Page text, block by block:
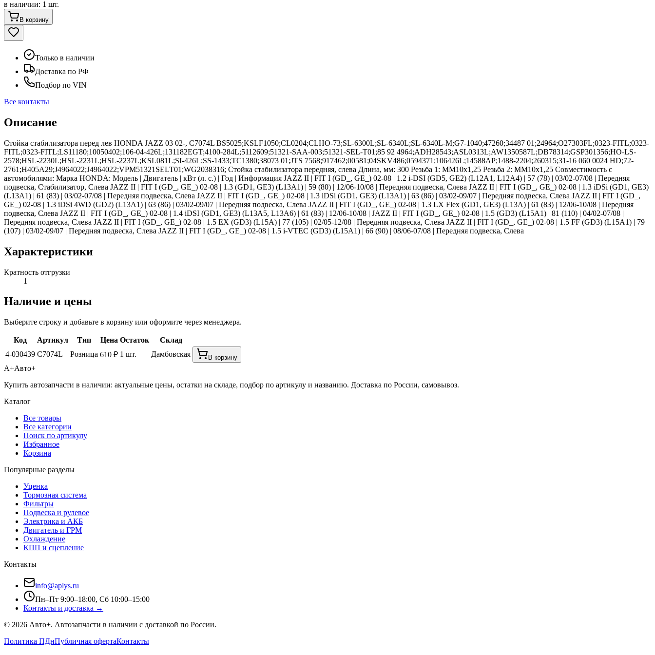
в наличии: 1 шт.
В корзину
Только в наличии
Доставка по РФ
Подбор по VIN
Все контакты
Описание
Стойка стабилизатора перед лев HONDA JAZZ 03 02-, C7074L BS5025;KSLF1050;CL0204;CLHO-73;SL-6300L;SL-6340L;SL-6340L-M;G7-1040;47260;34487 01;24964;O27303FL;0323-FITL;0323-
FITL;0323-FITL;LS11180;10050402;106-04-426L;131182EGT;4100-284L;5112609;51321-SAA-003;51321-SEL-T01;85 92 4964;ADH28543;ASL0313L;AW1350587L;DB78314;GSP301356;HO-LS-
2578;HSL-2230L;HSL-2231L;HSL-2237L;KSL081L;SI-426L;SS-1433;TC1380;38073 01;JTS 7568;917462;00581;04SKV486;0594371;106426L;14588AP;1488-2204;260315;31-16 060 0024 HD;72-
2761;H405A29;J4964022;J4964022;VPM51321SELT01;WG2038316; Стойка стабилизатора передняя, слева Длина, мм: 300 Резьба 1: MM10x1,25 Резьба 2: MM10x1,25 Совместимость с
автомобилями: Марка HONDA: Модель | Двигатель | кВт (л. с.) | Год | Информация JAZZ II | FIT I (GD_, GE_) 02-08 | 1.2 i-DSI (GD5, GE2) (L12A1, L12A4) | 57 (78) | 03/02-07/08 | Передняя
подвеска, Стабилизатор, Слева JAZZ II | FIT I (GD_, GE_) 02-08 | 1.3 (GD1, GE3) (L13A1) | 59 (80) | 12/06-10/08 | Передняя подвеска, Слева JAZZ II | FIT I (GD_, GE_) 02-08 | 1.3 iDSi (GD1, GE3)
(L13A1) | 61 (83) | 03/02-07/08 | Передняя подвеска, Слева JAZZ II | FIT I (GD_, GE_) 02-08 | 1.3 iDSi (GD1, GE3) (L13A1) | 63 (86) | 03/02-09/07 | Передняя подвеска, Слева JAZZ II | FIT I (GD_,
GE_) 02-08 | 1.3 iDSi 4WD (GD2) (L13A1) | 63 (86) | 03/02-09/07 | Передняя подвеска, Слева JAZZ II | FIT I (GD_, GE_) 02-08 | 1.3 LX Flex (GD1, GE3) (L13A) | 61 (83) | 12/06-10/08 | Передняя
подвеска, Слева JAZZ II | FIT I (GD_, GE_) 02-08 | 1.4 iDSI (GD1, GE3) (L13A5, L13A6) | 61 (83) | 12/06-10/08 | JAZZ II | FIT I (GD_, GE_) 02-08 | 1.5 (GD3) (L15A1) | 81 (110) | 04/02-07/08 |
Передняя подвеска, Слева JAZZ II | FIT I (GD_, GE_) 02-08 | 1.5 EX (GD3) (L15A) | 77 (105) | 02/05-12/08 | Передняя подвеска, Слева JAZZ II | FIT I (GD_, GE_) 02-08 | 1.5 FF (GD3) (L15A1) | 79
(107) | 03/02-09/07 | Передняя подвеска, Слева JAZZ II | FIT I (GD_, GE_) 02-08 | 1.5 i-VTEC (GD3) (L15A1) | 66 (90) | 08/06-07/08 | Передняя подвеска, Слева
Характеристики
Кратность отгрузки
1
Наличие и цены
Выберите строку и добавьте в корзину или оформите через менеджера.
Код Артикул Тип Цена Остаток
Склад
4-030439 C7074L Розница 610 ₽ 1 шт. Дамбовская В корзину
А+Авто+
Купить автозапчасти в наличии: актуальные цены, остатки на складе, подбор по артикулу и названию. Доставка по России, самовывоз.
Каталог
Все товары
Все категории
Поиск по артикулу
Избранное
Корзина
Популярные разделы
Уценка
Тормозная система
Фильтры
Подвеска и рулевое
Электрика и АКБ
Двигатель и ГРМ
Охлаждение
КПП и сцепление
Контакты
info@aplys.ru
Пн–Пт 9:00–18:00, Сб 10:00–15:00
Контакты и доставка →
© 2026 Авто+. Автозапчасти в наличии с доставкой по России.
Политика ПДнПубличная офертаКонтакты